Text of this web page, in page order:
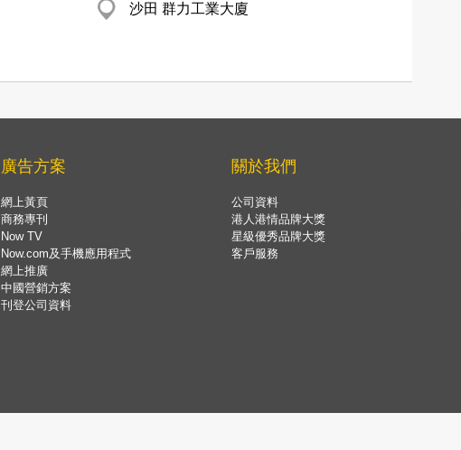
沙田 群力工業大廈
廣告方案
網上黃頁
商務專刊
Now TV
Now.com及手機應用程式
網上推廣
中國營銷方案
刊登公司資料
關於我們
公司資料
港人港情品牌大獎
星級優秀品牌大獎
客戶服務